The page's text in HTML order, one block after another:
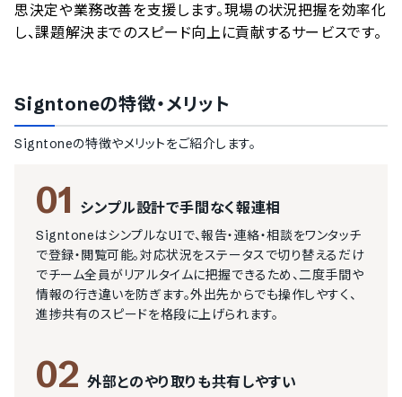
思決定や業務改善を支援します。現場の状況把握を効率化
し、課題解決までのスピード向上に貢献するサービスです。
Signtoneの特徴・メリット
Signtoneの特徴やメリットをご紹介します。
01 シンプル設計で手間なく報連相
SigntoneはシンプルなUIで、報告・連絡・相談をワンタッチ
で登録・閲覧可能。対応状況をステータスで切り替えるだけ
でチーム全員がリアルタイムに把握できるため、二度手間や
情報の行き違いを防ぎます。外出先からでも操作しやすく、
進捗共有のスピードを格段に上げられます。
02 外部とのやり取りも共有しやすい